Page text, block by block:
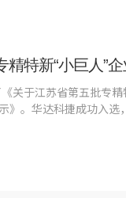
特新“小巨人”
关于江苏省第五批专
》。华达科捷成功入选